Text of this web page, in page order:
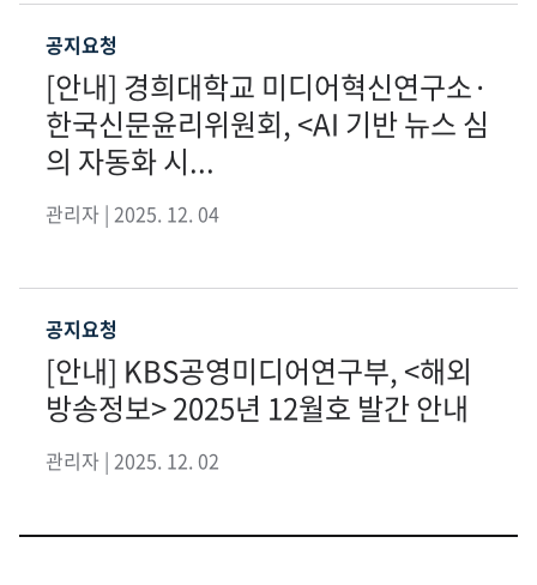
공지요청
[안내] 경희대학교 미디어혁신연구소·
한국신문윤리위원회, <AI 기반 뉴스 심
의 자동화 시...
관리자 | 2025. 12. 04
공지요청
[안내] KBS공영미디어연구부, <해외
방송정보> 2025년 12월호 발간 안내
관리자 | 2025. 12. 02